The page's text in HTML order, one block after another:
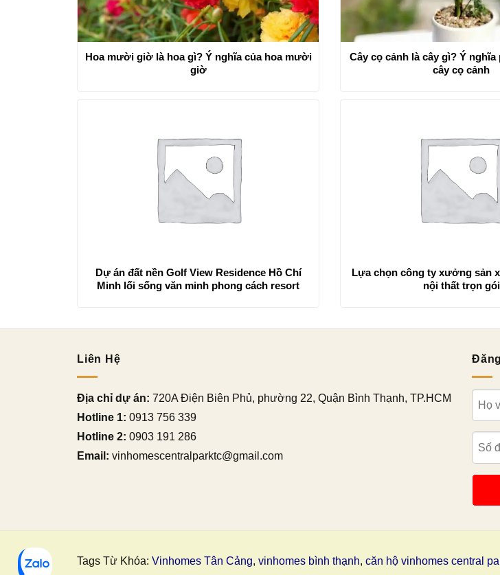
Hoa mười giờ là hoa gì? Ý nghĩa của hoa mười
giờ
Cây cọ cảnh là cây gì? Ý
cây cọ cảnh
Dự án đất nền Golf View Residence Hồ Chí
Minh lối sống văn minh phong cách resort
Lựa chọn công ty xưởng sản
nội thất trọn gói
Liên Hệ
Địa chỉ dự án: 720A Điện Biên Phủ, phường 22, Quận Bình Thạnh, TP.HCM
Hotline 1: 0913 756 339
Hotline 2: 0903 191 286
Email: vinhomescentralparktc@gmail.com
Tags Từ Khóa: Vinhomes Tân Cảng, vinhomes bình thạnh, căn hộ vinhomes central